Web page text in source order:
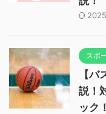
スポ
【
説！
ック！